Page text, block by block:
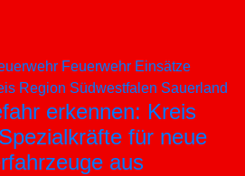
Feuerwehr Einsätze
Region Südwestfalen Sauerland
erkennen: Kreis
für neue
aus